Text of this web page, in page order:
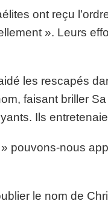
ont reçu
». Leurs
les rescapés
faisant briller
Ils
pouvons-nous
le nom de